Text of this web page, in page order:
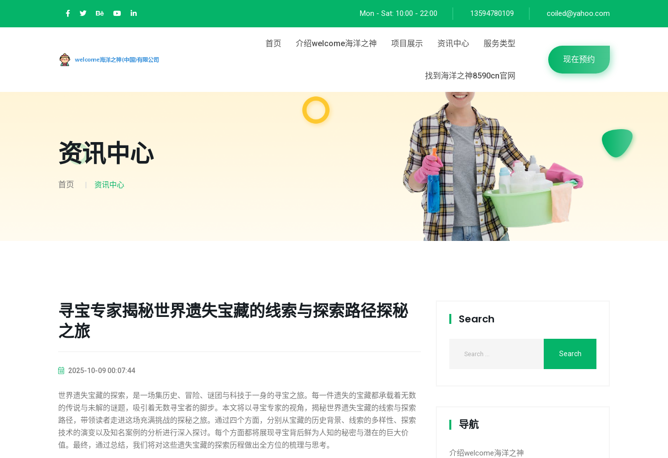
Mon - Sat: 10:00 - 22:00 13594780109 coiled@yahoo.com
首页 介绍welcome海洋之神 项目展示 资讯中心 服务类型
找到海洋之神8590cn官网
现在预约
资讯中心
首页 资讯中心
寻宝专家揭秘世界遗失宝藏的线索与探索路径探秘
之旅
2025-10-09 00:07:44
世界遗失宝藏的探索，是一场集历史、冒险、谜团与科技于一身的寻宝之旅。每一件遗失的宝藏都承载着无数
的传说与未解的谜题，吸引着无数寻宝者的脚步。本文将以寻宝专家的视角，揭秘世界遗失宝藏的线索与探索
路径，带领读者走进这场充满挑战的探秘之旅。通过四个方面，分别从宝藏的历史背景、线索的多样性、探索
技术的演变以及知名案例的分析进行深入探讨。每个方面都将展现寻宝背后鲜为人知的秘密与潜在的巨大价
值。最终，通过总结，我们将对这些遗失宝藏的探索历程做出全方位的梳理与思考。
Search
导航
介绍welcome海洋之神